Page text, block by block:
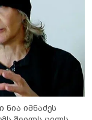
იმნაძეს